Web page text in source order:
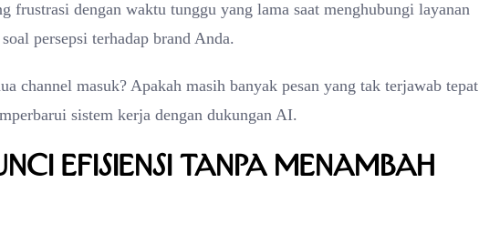
frustrasi dengan waktu tunggu yang lama saat menghubungi layanan
persepsi terhadap brand Anda.
channel masuk? Apakah masih banyak pesan yang tak terjawab tepat
sistem kerja dengan dukungan AI.
Efisiensi Tanpa Menambah